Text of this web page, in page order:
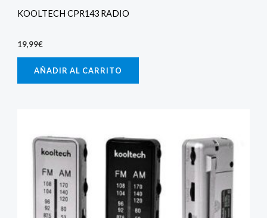
KOOLTECH CPR143 RADIO
19,99€
AÑADIR AL CARRITO